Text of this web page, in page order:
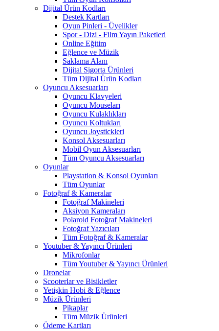
Dijital Ürün Kodları
Destek Kartları
Oyun Pinleri - Üyelikler
Spor - Dizi - Film Yayın Paketleri
Online Eğitim
Eğlence ve Müzik
Saklama Alanı
Dijital Sigorta Ürünleri
Tüm Dijital Ürün Kodları
Oyuncu Aksesuarları
Oyuncu Klavyeleri
Oyuncu Mouseları
Oyuncu Kulaklıkları
Oyuncu Koltukları
Oyuncu Joystickleri
Konsol Aksesuarları
Mobil Oyun Aksesuarları
Tüm Oyuncu Aksesuarları
Oyunlar
Playstation & Konsol Oyunları
Tüm Oyunlar
Fotoğraf & Kameralar
Fotoğraf Makineleri
Aksiyon Kameraları
Polaroid Fotoğraf Makineleri
Fotoğraf Yazıcıları
Tüm Fotoğraf & Kameralar
Youtuber & Yayıncı Ürünleri
Mikrofonlar
Tüm Youtuber & Yayıncı Ürünleri
Dronelar
Scooterlar ve Bisikletler
Yetişkin Hobi & Eğlence
Müzik Ürünleri
Pikaplar
Tüm Müzik Ürünleri
Ödeme Kartları